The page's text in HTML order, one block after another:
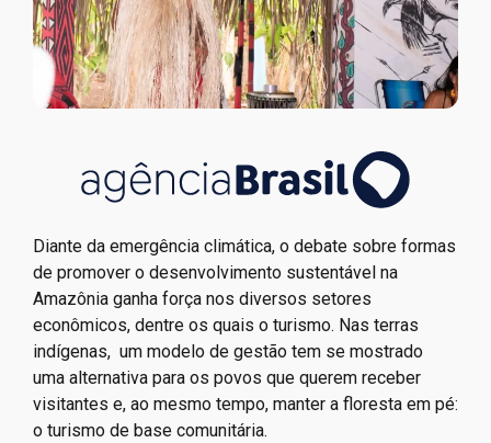
Diante da emergência climática, o debate sobre formas
de promover o desenvolvimento sustentável na
Amazônia ganha força nos diversos setores
econômicos, dentre os quais o turismo. Nas terras
indígenas, um modelo de gestão tem se mostrado
uma alternativa para os povos que querem receber
visitantes e, ao mesmo tempo, manter a floresta em pé:
o turismo de base comunitária.